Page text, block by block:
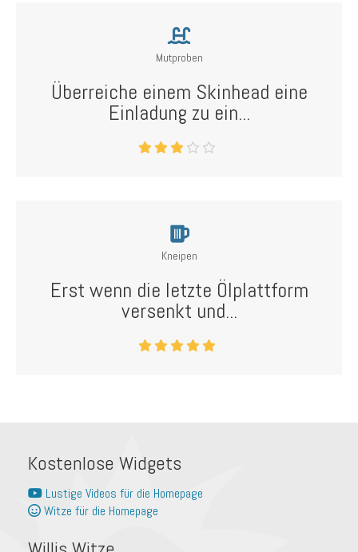
Mutproben
Überreiche einem Skinhead eine
Einladung zu ein...
Kneipen
Erst wenn die letzte Ölplattform
versenkt und...
Kostenlose Widgets
Lustige Videos für die Homepage
Witze für die Homepage